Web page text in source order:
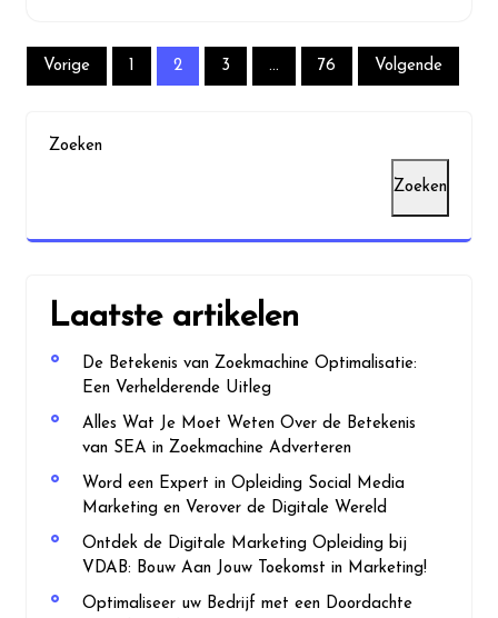
Berichten
Vorige 1 2 3 … 76 Volgende
Zoeken
Zoeken
Laatste artikelen
De Betekenis van Zoekmachine Optimalisatie:
Een Verhelderende Uitleg
Alles Wat Je Moet Weten Over de Betekenis
van SEA in Zoekmachine Adverteren
Word een Expert in Opleiding Social Media
Marketing en Verover de Digitale Wereld
Ontdek de Digitale Marketing Opleiding bij
VDAB: Bouw Aan Jouw Toekomst in Marketing!
Optimaliseer uw Bedrijf met een Doordachte